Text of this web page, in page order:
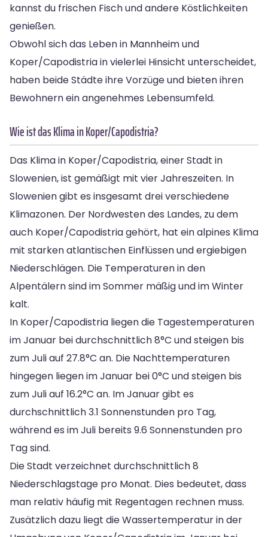
kannst du frischen Fisch und andere Köstlichkeiten
genießen.
Obwohl sich das Leben in Mannheim und
Koper/Capodistria in vielerlei Hinsicht unterscheidet,
haben beide Städte ihre Vorzüge und bieten ihren
Bewohnern ein angenehmes Lebensumfeld.
Wie ist das Klima in Koper/Capodistria?
Das Klima in Koper/Capodistria, einer Stadt in
Slowenien, ist gemäßigt mit vier Jahreszeiten. In
Slowenien gibt es insgesamt drei verschiedene
Klimazonen. Der Nordwesten des Landes, zu dem
auch Koper/Capodistria gehört, hat ein alpines Klima
mit starken atlantischen Einflüssen und ergiebigen
Niederschlägen. Die Temperaturen in den
Alpentälern sind im Sommer mäßig und im Winter
kalt.
In Koper/Capodistria liegen die Tagestemperaturen
im Januar bei durchschnittlich 8°C und steigen bis
zum Juli auf 27.8°C an. Die Nachttemperaturen
hingegen liegen im Januar bei 0°C und steigen bis
zum Juli auf 16.2°C an. Im Januar gibt es
durchschnittlich 3.1 Sonnenstunden pro Tag,
während es im Juli bereits 9.6 Sonnenstunden pro
Tag sind.
Die Stadt verzeichnet durchschnittlich 8
Niederschlagstage pro Monat. Dies bedeutet, dass
man relativ häufig mit Regentagen rechnen muss.
Zusätzlich dazu liegt die Wassertemperatur in der